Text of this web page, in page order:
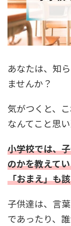
あなたは、知
ませんか？
気がつくと、
なんてこと思
小学校では、
のかを教えて
「おまえ」も
子供達は、言
であったり、